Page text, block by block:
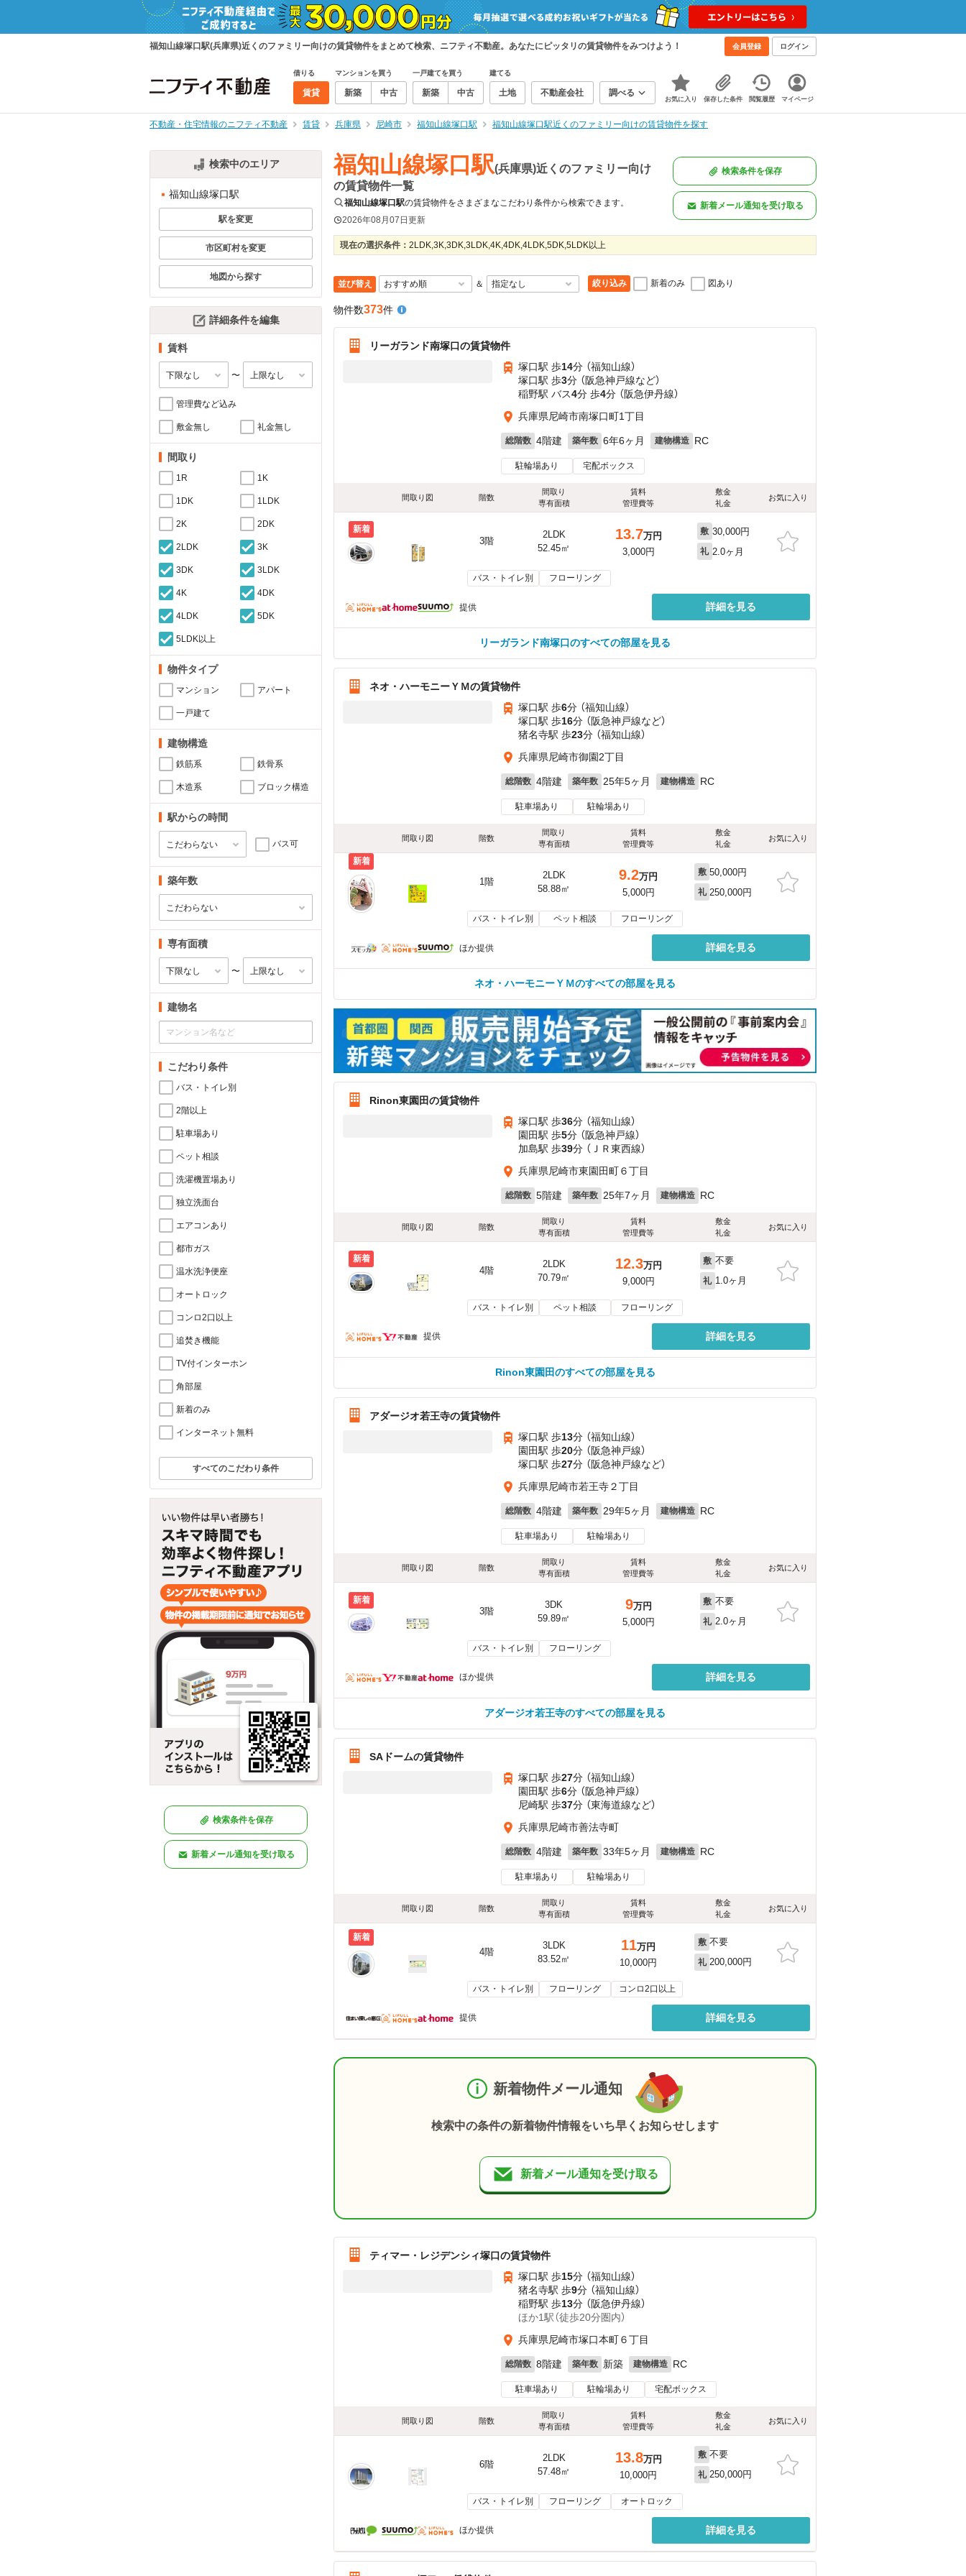
福知山線塚口駅(兵庫県)近くのファミリー向けの賃貸物件をまとめて検索、ニフティ不動産。あなたにピッタリの賃貸物件をみつけよう！ 会員登録 ログイン
借りる
賃貸
マンションを買う
新築 中古
一戸建てを買う
新築 中古
建てる
土地 不動産会社 調べる
お気に入り 保存した条件 閲覧履歴 マイページ
不動産・住宅情報のニフティ不動産 賃貸 兵庫県 尼崎市 福知山線塚口駅 福知山線塚口駅近くのファミリー向けの賃貸物件を探す
検索中のエリア
福知山線塚口駅
駅を変更
市区町村を変更
地図から探す
詳細条件を編集
賃料
〜
管理費など込み
敷金無し 礼金無し
間取り
1R 1K
1DK 1LDK
2K 2DK
2LDK 3K
3DK 3LDK
4K 4DK
4LDK 5DK
5LDK以上
物件タイプ
マンション アパート
一戸建て
建物構造
鉄筋系 鉄骨系
木造系 ブロック構造
駅からの時間
バス可
築年数
専有面積
〜
建物名
こだわり条件
バス・トイレ別
2階以上
駐車場あり
ペット相談
洗濯機置場あり
独立洗面台
エアコンあり
都市ガス
温水洗浄便座
オートロック
コンロ2口以上
追焚き機能
TV付インターホン
角部屋
新着のみ
インターネット無料
すべてのこだわり条件
検索条件を保存
新着メール通知を受け取る
福知山線塚口駅(兵庫県)近くのファミリー向け
の賃貸物件一覧
福知山線塚口駅の賃貸物件をさまざまなこだわり条件から検索できます。
2026年08月07日更新
検索条件を保存
新着メール通知を受け取る
現在の選択条件： 2LDK,3K,3DK,3LDK,4K,4DK,4LDK,5DK,5LDK以上
並び替え ＆ 絞り込み 新着のみ 図あり
物件数373件
リーガランド南塚口の賃貸物件
塚口駅 歩14分 （福知山線）
塚口駅 歩3分 （阪急神戸線など）
稲野駅 バス4分 歩4分 （阪急伊丹線）
兵庫県尼崎市南塚口町1丁目
総階数 4階建 築年数 6年6ヶ月 建物構造 RC
駐輪場あり 宅配ボックス
間取り図 階数
間取り
専有面積
賃料
管理費等
敷金
礼金
お気に入り
新着
3階
2LDK
52.45㎡
13.7万円
3,000円
敷 30,000円
礼 2.0ヶ月
バス・トイレ別 フローリング
提供 詳細を見る
リーガランド南塚口のすべての部屋を見る
ネオ・ハーモニーＹＭの賃貸物件
塚口駅 歩6分 （福知山線）
塚口駅 歩16分 （阪急神戸線など）
猪名寺駅 歩23分 （福知山線）
兵庫県尼崎市御園2丁目
総階数 4階建 築年数 25年5ヶ月 建物構造 RC
駐車場あり 駐輪場あり
間取り図 階数
間取り
専有面積
賃料
管理費等
敷金
礼金
お気に入り
新着
1階
2LDK
58.88㎡
9.2万円
5,000円
敷 50,000円
礼 250,000円
バス・トイレ別 ペット相談 フローリング
ほか提供 詳細を見る
ネオ・ハーモニーＹＭのすべての部屋を見る
Rinon東園田の賃貸物件
塚口駅 歩36分 （福知山線）
園田駅 歩5分 （阪急神戸線）
加島駅 歩39分 （ＪＲ東西線）
兵庫県尼崎市東園田町６丁目
総階数 5階建 築年数 25年7ヶ月 建物構造 RC
間取り図 階数
間取り
専有面積
賃料
管理費等
敷金
礼金
お気に入り
新着
4階
2LDK
70.79㎡
12.3万円
9,000円
敷 不要
礼 1.0ヶ月
バス・トイレ別 ペット相談 フローリング
提供 詳細を見る
Rinon東園田のすべての部屋を見る
アダージオ若王寺の賃貸物件
塚口駅 歩13分 （福知山線）
園田駅 歩20分 （阪急神戸線）
塚口駅 歩27分 （阪急神戸線など）
兵庫県尼崎市若王寺２丁目
総階数 4階建 築年数 29年5ヶ月 建物構造 RC
駐車場あり 駐輪場あり
間取り図 階数
間取り
専有面積
賃料
管理費等
敷金
礼金
お気に入り
新着
3階
3DK
59.89㎡
9万円
5,000円
敷 不要
礼 2.0ヶ月
バス・トイレ別 フローリング
ほか提供 詳細を見る
アダージオ若王寺のすべての部屋を見る
SAドームの賃貸物件
塚口駅 歩27分 （福知山線）
園田駅 歩6分 （阪急神戸線）
尼崎駅 歩37分 （東海道線など）
兵庫県尼崎市善法寺町
総階数 4階建 築年数 33年5ヶ月 建物構造 RC
駐車場あり 駐輪場あり
間取り図 階数
間取り
専有面積
賃料
管理費等
敷金
礼金
お気に入り
新着
4階
3LDK
83.52㎡
11万円
10,000円
敷 不要
礼 200,000円
バス・トイレ別 フローリング コンロ2口以上
提供 詳細を見る
新着物件メール通知
検索中の条件の新着物件情報をいち早くお知らせします
新着メール通知を受け取る
ティマー・レジデンシィ塚口の賃貸物件
塚口駅 歩15分 （福知山線）
猪名寺駅 歩9分 （福知山線）
稲野駅 歩13分 （阪急伊丹線）
ほか1駅（徒歩20分圏内）
兵庫県尼崎市塚口本町６丁目
総階数 8階建 築年数 新築 建物構造 RC
駐車場あり 駐輪場あり 宅配ボックス
間取り図 階数
間取り
専有面積
賃料
管理費等
敷金
礼金
お気に入り
6階
2LDK
57.48㎡
13.8万円
10,000円
敷 不要
礼 250,000円
バス・トイレ別 フローリング オートロック
ほか提供 詳細を見る